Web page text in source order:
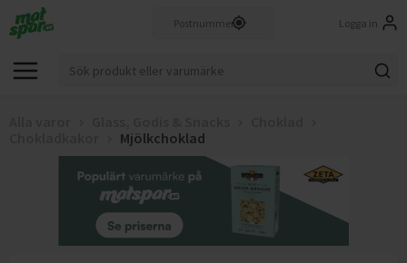
Logga in
Mjölkchoklad